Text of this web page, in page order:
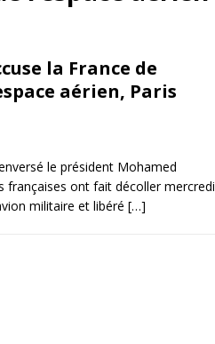
la France de
aérien, Paris
le président Mohamed
françaises ont fait décoller mercredi
militaire et libéré […]